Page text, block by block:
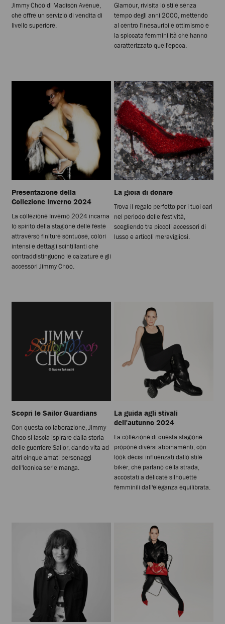
Jimmy Choo di Madison Avenue,
che offre un servizio di vendita di
livello superiore.
Glamour, rivisita lo stile senza
tempo degli anni 2000, mettendo
al centro l'inesauribile ottimismo e
la spiccata femminilità che hanno
caratterizzato quell'epoca.
Presentazione della
Collezione Inverno 2024
La collezione Inverno 2024 incarna
lo spirito della stagione delle feste
attraverso finiture sontuose, colori
intensi e dettagli scintillanti che
contraddistinguono le calzature e gli
accessori Jimmy Choo.
La gioia di donare
Trova il regalo perfetto per i tuoi cari
nel periodo delle festività,
scegliendo tra piccoli accessori di
lusso e articoli meravigliosi.
Scopri le Sailor Guardians
Con questa collaborazione, Jimmy
Choo si lascia ispirare dalla storia
delle guerriere Sailor, dando vita ad
altri cinque amati personaggi
dell'iconica serie manga.
La guida agli stivali
dell'autunno 2024
La collezione di questa stagione
propone diversi abbinamenti, con
look decisi influenzati dallo stile
biker, che parlano della strada,
accostati a delicate silhouette
femminili dall'eleganza equilibrata.